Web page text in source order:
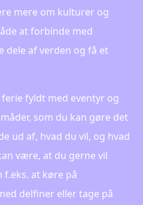
mere om kulturer og
at forbinde med
dele af verden og få et
fyldt med eventyr og
som du kan gøre det
ud af, hvad du vil, og hvad
være, at du gerne vil
f.eks. at køre på
delfiner eller tage på